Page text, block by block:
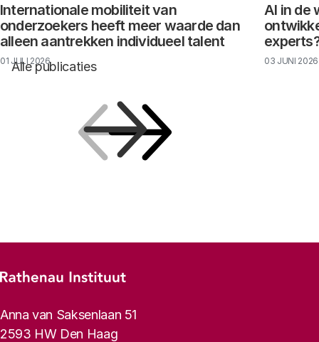
Alle publicaties
Internationale mobiliteit van
onderzoekers heeft meer waarde dan
alleen aantrekken individueel talent
01 JULI 2026
AI in de
03 JUNI 2026
Footer-menu
Rathenau logo, naar de homepage
Contactinformatie
Anna van Saksenlaan 51
2593 HW Den Haag